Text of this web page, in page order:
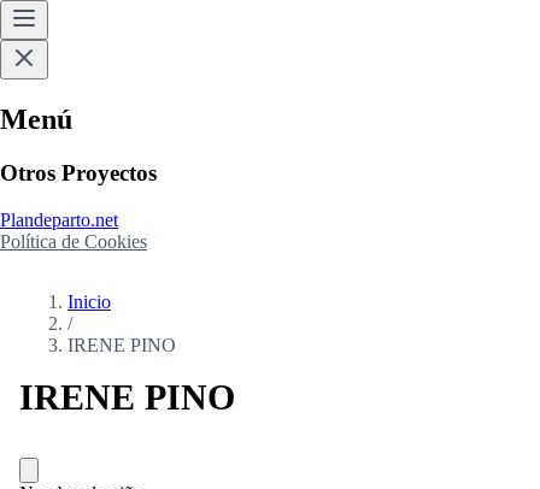
Menú
Otros Proyectos
Plandeparto.net
Política de Cookies
Inicio
/
IRENE PINO
IRENE PINO